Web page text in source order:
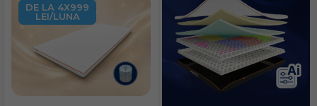
DE LA 4X999
LEI/LUNA